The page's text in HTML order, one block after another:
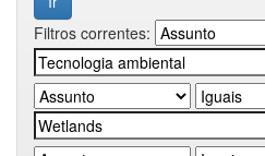
Filtros correntes: